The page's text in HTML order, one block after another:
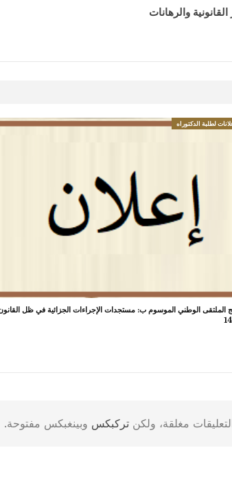
والرهانات
لطلبة الدكتوراه
الملتقى الوطني الموسوم ب: مستجدات الإجراءات الجزائية في ظل
التعليقات مغلقة، ولكنتركبكس وبينغبكس مفتوحة.